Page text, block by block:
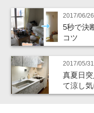
2017/06/26
5秒で決
コツ
2017/05/31
真夏日
て涼し気